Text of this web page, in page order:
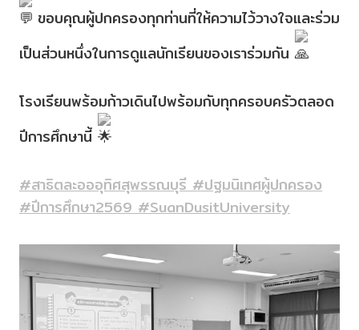
ขอบคุณผู้ปกครองทุกท่านที่ให้ความไว้วางใจและร่วม
เป็นส่วนหนึ่งในการดูแลนักเรียนของเราร่วมกัน
โรงเรียนพร้อมก้าวเดินไปพร้อมกับทุกครอบครัวตลอด
ปีการศึกษานี้
#สาธิตละอออุทิศสุพรรณบุรี #ปฐมนิเทศผู้ปกครอง
#ปีการศึกษา2569 #SuanDusitUniversity